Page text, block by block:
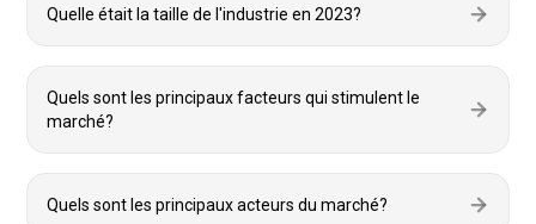
Quelle était la taille de l'industrie en 2023?
Quels sont les principaux facteurs qui stimulent le
marché?
Quels sont les principaux acteurs du marché?